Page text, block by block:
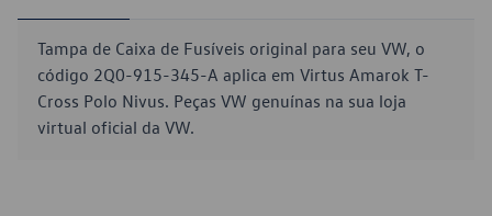
Tampa de Caixa de Fusíveis original para seu VW, o
código 2Q0-915-345-A aplica em Virtus Amarok T-
Cross Polo Nivus. Peças VW genuínas na sua loja
virtual oficial da VW.